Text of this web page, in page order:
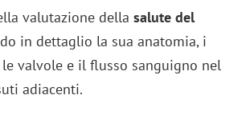
valutazione della salute del
in dettaglio la sua anatomia, i
valvole e il flusso sanguigno nel
adiacenti.